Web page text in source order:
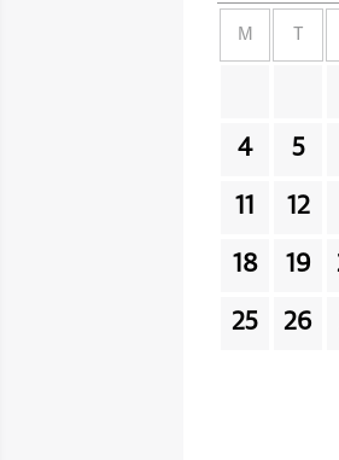
M
4 5
11 12
18 19
25 26